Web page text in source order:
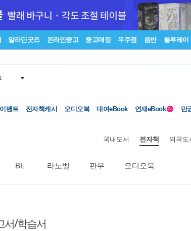
알라딘굿즈 온라인중고 중고매장 우주점 음반 블루레이
이벤트 전자책캐시 오디오북 대여eBook 연재eBook N 만
국내도서 전자책 외국도
BL 라노벨 판무 오디오북
서/학습서